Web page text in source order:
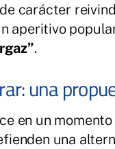
carácter
aperitivo
.
una
en un
una